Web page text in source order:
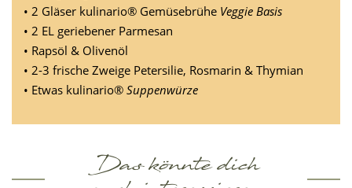
• 2 Gläser kulinario® Gemüsebrühe Veggie Basis
• 2 EL geriebener Parmesan
• Rapsöl & Olivenöl
• 2-3 frische Zweige Petersilie, Rosmarin & Thymian
• Etwas kulinario® Suppenwürze
Das könnte dich